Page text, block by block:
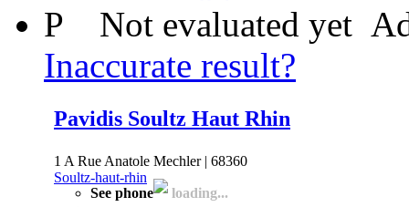
P Not evaluated yet
Inaccurate result?
Pavidis Soultz Haut Rhin
1 A Rue Anatole Mechler | 68360
Soultz-haut-rhin
See phone
loading...